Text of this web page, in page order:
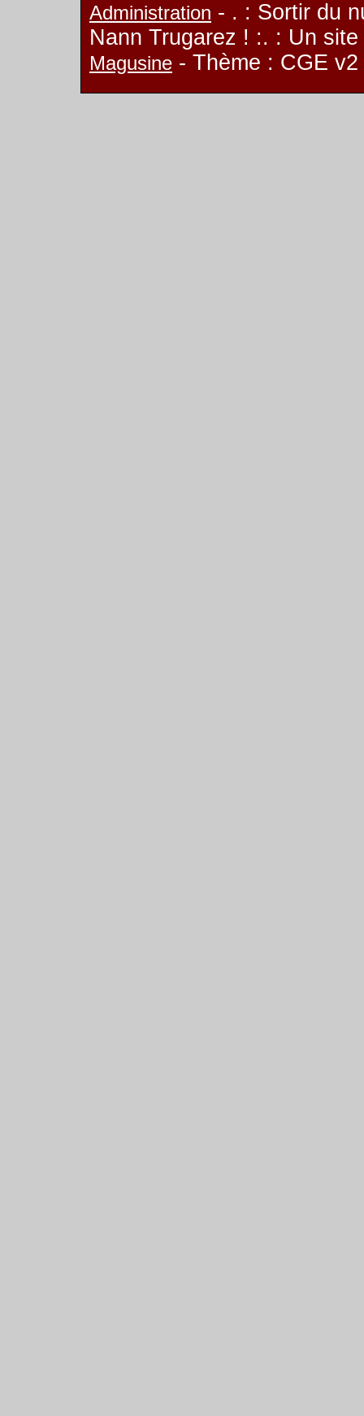
Administration - . : Sortir du
Nann Trugarez ! :. : Un
Magusine - Thème : CGE v2